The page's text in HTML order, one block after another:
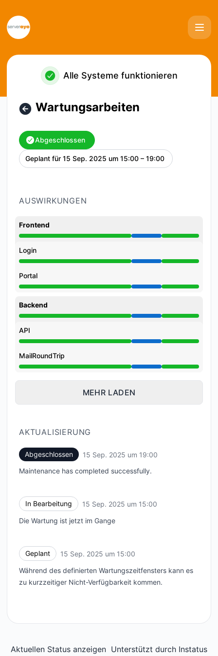
Alle Systeme funktionieren
Wartungsarbeiten
Abgeschlossen
Geplant für 15 Sep. 2025 um 15:00 – 19:00 UTC
AUSWIRKUNGEN
Frontend
Wartung aus 3:00 PM zu 7:00 PM
Login
Wartung aus 3:00 PM zu 7:00 PM
Portal
Wartung aus 3:00 PM zu 7:00 PM
Backend
Wartung aus 3:00 PM zu 7:00 PM
API
Wartung aus 3:00 PM zu 7:00 PM
MailRoundTrip
Wartung aus 3:00 PM zu 7:00 PM
MEHR LADEN
AKTUALISIERUNG
Abgeschlossen 15 Sep. 2025 um 19:00
Maintenance has completed successfully.
In Bearbeitung 15 Sep. 2025 um 15:00
Die Wartung ist jetzt im Gange
Geplant 15 Sep. 2025 um 15:00
Während des definierten Wartungszeitfensters kann es
zu kurzzeitiger Nicht-Verfügbarkeit kommen.
Aktuellen Status anzeigen Unterstützt durch Instatus